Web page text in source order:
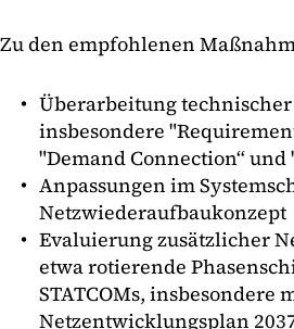
Zu den empfohlenen
Überarbeitung
insbesondere
"Demand Connection“ und
Anpassungen im
Netzwiederaufbaukonzept
Evaluierung zusätzlicher
etwa rotierende
STATCOMs, insbesondere
Netzentwicklungsplan